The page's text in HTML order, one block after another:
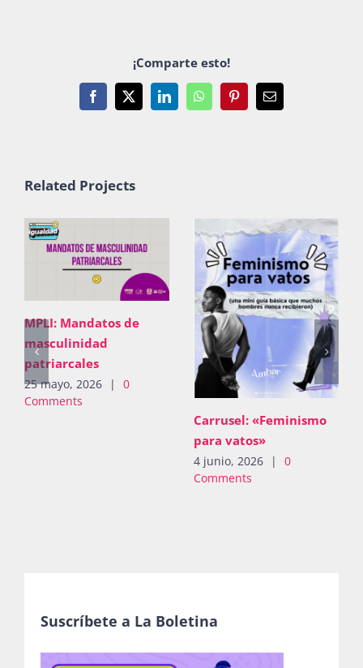
Súmate
Bienvenida generación 2027-1
¡Comparte esto!
Facebook
X LinkedInWhatsAppPinterestEmail
Related Projects
MPLI: Mandatos de
masculinidad
patriarcales
25 mayo, 2026 |
0
Comments
Carrusel: «Feminismo
para vatos»
4 junio, 2026 |
0
Comments
Suscríbete a La Boletina